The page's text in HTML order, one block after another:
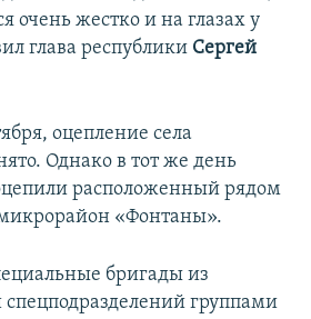
очень жестко и на глазах у
глава республики Сергей
оцепление села
Однако в тот же день
расположенный рядом
«Фонтаны».
бригады из
группами